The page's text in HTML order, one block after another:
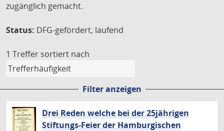
zugänglich gemacht.
Status: DFG-gefördert, laufend
1 Treffer sortiert nach
Filter anzeigen
Drei Reden welche bei der 25jährigen
Stiftungs-Feier der Hamburgischen